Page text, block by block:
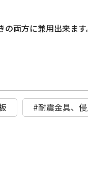
両方に兼用出来ます
#耐震金具、